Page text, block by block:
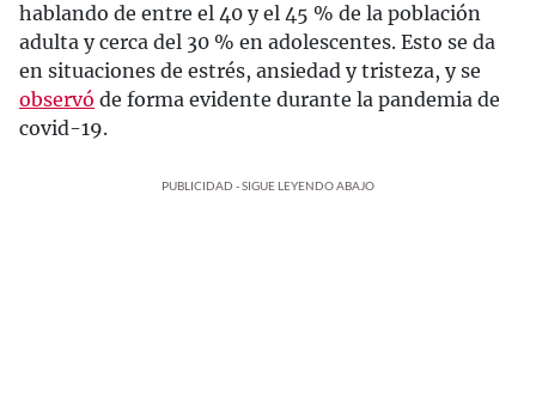
hablando de entre el 40 y el 45 % de la población
adulta y cerca del 30 % en adolescentes. Esto se da
en situaciones de estrés, ansiedad y tristeza, y se
observó de forma evidente durante la pandemia de
covid-19.
PUBLICIDAD - SIGUE LEYENDO ABAJO